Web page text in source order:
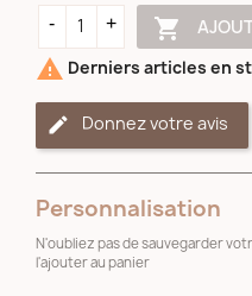

 Derniers articles en
Donnez votre avis
Personnalisation
N'oubliez pas de sauvegarder
l'ajouter au panier